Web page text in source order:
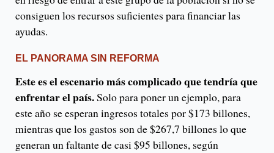
consiguen los recursos suficientes para financiar las
ayudas.
EL PANORAMA SIN REFORMA
Este es el escenario más complicado que tendría que
enfrentar el país.Solo para poner un ejemplo, para
este año se esperan ingresos totales por $173 billones,
mientras que los gastos son de $267,7 billones lo que
generan un faltante de casi $95 billones, según